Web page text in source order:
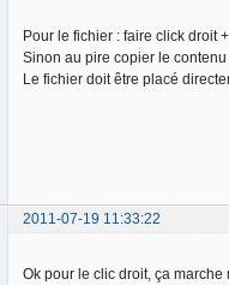
Pour le fichier : faire click droit
Sinon au pire copier le
Le fichier doit être placé
2011-07-19 11:33:22
Ok pour le clic droit, ça